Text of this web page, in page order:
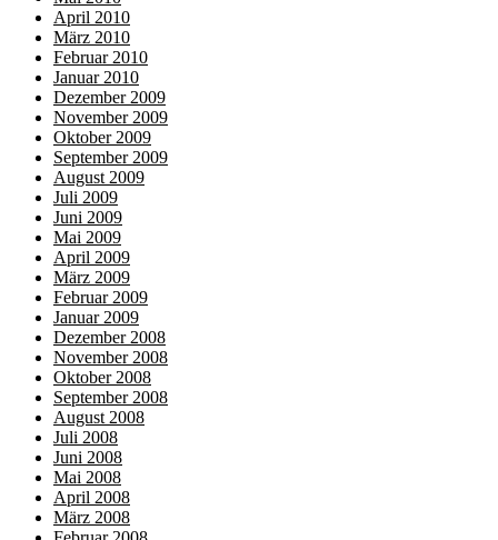
April 2010
März 2010
Februar 2010
Januar 2010
Dezember 2009
November 2009
Oktober 2009
September 2009
August 2009
Juli 2009
Juni 2009
Mai 2009
April 2009
März 2009
Februar 2009
Januar 2009
Dezember 2008
November 2008
Oktober 2008
September 2008
August 2008
Juli 2008
Juni 2008
Mai 2008
April 2008
März 2008